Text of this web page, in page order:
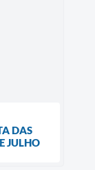
DAS
JULHO